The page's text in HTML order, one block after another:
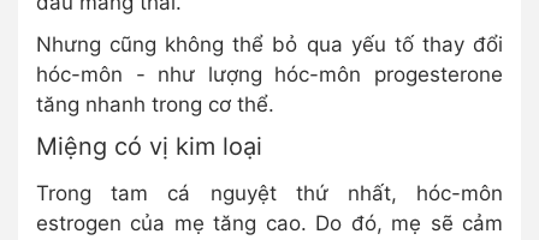
Nhưng cũng không thể bỏ qua yếu tố thay đổi
hóc-môn - như lượng hóc-môn progesterone
tăng nhanh trong cơ thể.
Miệng có vị kim loại
Trong tam cá nguyệt thứ nhất, hóc-môn
estrogen của mẹ tăng cao. Do đó, mẹ sẽ cảm